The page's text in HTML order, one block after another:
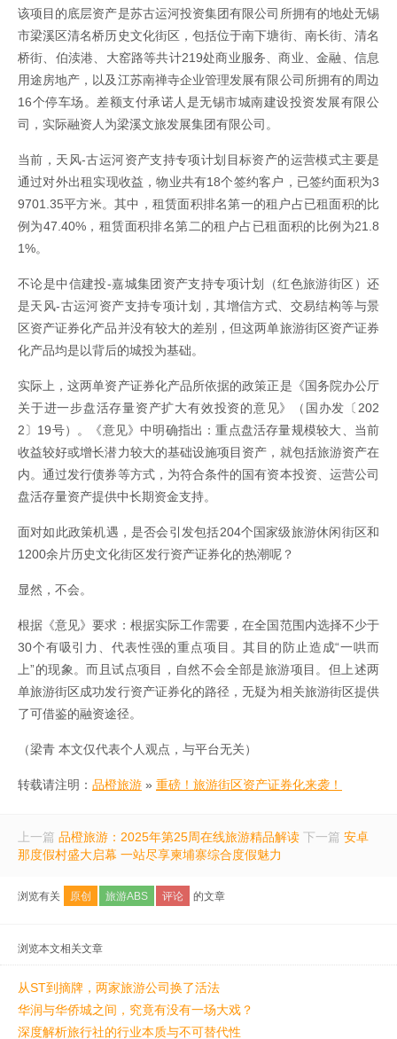
该项目的底层资产是苏古运河投资集团有限公司所拥有的地处无锡
市梁溪区清名桥历史文化街区，包括位于南下塘街、南长街、清名
桥街、伯渎港、大窑路等共计219处商业服务、商业、金融、信息
用途房地产，以及江苏南禅寺企业管理发展有限公司所拥有的周边
16个停车场。差额支付承诺人是无锡市城南建设投资发展有限公
司，实际融资人为梁溪文旅发展集团有限公司。
当前，天风-古运河资产支持专项计划目标资产的运营模式主要是
通过对外出租实现收益，物业共有18个签约客户，已签约面积为3
9701.35平方米。其中，租赁面积排名第一的租户占已租面积的比
例为47.40%，租赁面积排名第二的租户占已租面积的比例为21.8
1%。
不论是中信建投-嘉城集团资产支持专项计划（红色旅游街区）还
是天风-古运河资产支持专项计划，其增信方式、交易结构等与景
区资产证券化产品并没有较大的差别，但这两单旅游街区资产证券
化产品均是以背后的城投为基础。
实际上，这两单资产证券化产品所依据的政策正是《国务院办公厅
关于进一步盘活存量资产扩大有效投资的意见》（国办发〔202
2〕19号）。《意见》中明确指出：重点盘活存量规模较大、当前
收益较好或增长潜力较大的基础设施项目资产，就包括旅游资产在
内。通过发行债券等方式，为符合条件的国有资本投资、运营公司
盘活存量资产提供中长期资金支持。
面对如此政策机遇，是否会引发包括204个国家级旅游休闲街区和
1200余片历史文化街区发行资产证券化的热潮呢？
显然，不会。
根据《意见》要求：根据实际工作需要，在全国范围内选择不少于
30个有吸引力、代表性强的重点项目。其目的防止造成“一哄而
上”的现象。而且试点项目，自然不会全部是旅游项目。但上述两
单旅游街区成功发行资产证券化的路径，无疑为相关旅游街区提供
了可借鉴的融资途径。
（梁青 本文仅代表个人观点，与平台无关）
转载请注明： 品橙旅游 » 重磅！旅游街区资产证券化来袭！
上一篇 品橙旅游：2025年第25周在线旅游精品解读 下一篇 安卓
那度假村盛大启幕 一站尽享柬埔寨综合度假魅力
浏览有关 原创 旅游ABS 评论 的文章
浏览本文相关文章
从ST到摘牌，两家旅游公司换了活法
华润与华侨城之间，究竟有没有一场大戏？
深度解析旅行社的行业本质与不可替代性